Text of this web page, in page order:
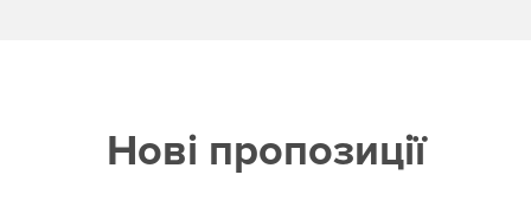
Нові пропозиції